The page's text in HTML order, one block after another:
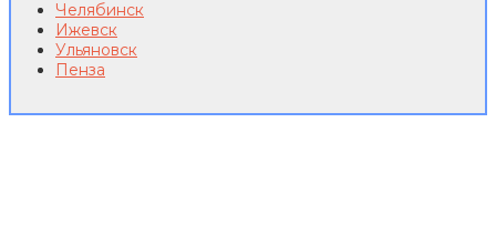
Челябинск
Ижевск
Ульяновск
Пенза